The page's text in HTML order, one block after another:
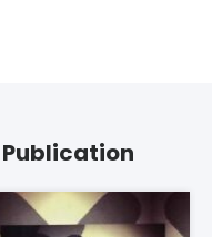
Publication